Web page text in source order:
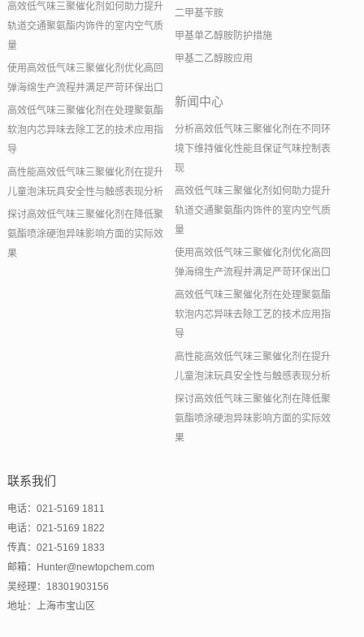
高效低气味三聚催化剂如何助力提升
轨道交通聚氨酯内饰件的室内空气质
量
使用高效低气味三聚催化剂优化高回
弹海绵生产流程并满足严苛环保出口
高效低气味三聚催化剂在处理聚氨酯
软泡内芯异味去除工艺的技术应用指
导
高性能高效低气味三聚催化剂在提升
儿童泡沫玩具安全性与触感表现分析
探讨高效低气味三聚催化剂在降低聚
氨酯喷涂硬泡异味影响方面的实际效
果
二甲基苄胺
甲基单乙醇胺防护措施
甲基二乙醇胺应用
新闻中心
分析高效低气味三聚催化剂在不同环
境下维持催化性能且保证气味控制表
现
高效低气味三聚催化剂如何助力提升
轨道交通聚氨酯内饰件的室内空气质
量
使用高效低气味三聚催化剂优化高回
弹海绵生产流程并满足严苛环保出口
高效低气味三聚催化剂在处理聚氨酯
软泡内芯异味去除工艺的技术应用指
导
高性能高效低气味三聚催化剂在提升
儿童泡沫玩具安全性与触感表现分析
探讨高效低气味三聚催化剂在降低聚
氨酯喷涂硬泡异味影响方面的实际效
果
联系我们
电话：021-5169 1811
电话：021-5169 1822
传真：021-5169 1833
邮箱：Hunter@newtopchem.com
吴经理：18301903156
地址：上海市宝山区